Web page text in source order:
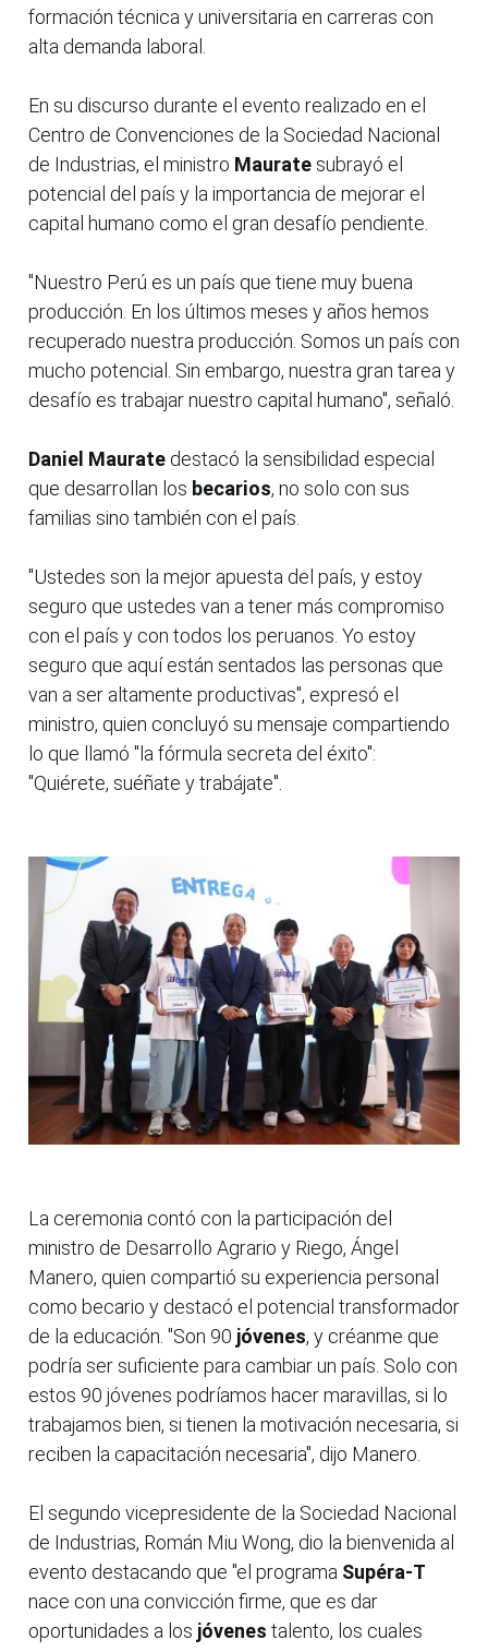
formación técnica y universitaria en carreras con
alta demanda laboral.
En su discurso durante el evento realizado en el
Centro de Convenciones de la Sociedad Nacional
de Industrias, el ministro Maurate subrayó el
potencial del país y la importancia de mejorar el
capital humano como el gran desafío pendiente.
"Nuestro Perú es un país que tiene muy buena
producción. En los últimos meses y años hemos
recuperado nuestra producción. Somos un país con
mucho potencial. Sin embargo, nuestra gran tarea y
desafío es trabajar nuestro capital humano", señaló.
Daniel Maurate destacó la sensibilidad especial
que desarrollan los becarios, no solo con sus
familias sino también con el país.
"Ustedes son la mejor apuesta del país, y estoy
seguro que ustedes van a tener más compromiso
con el país y con todos los peruanos. Yo estoy
seguro que aquí están sentados las personas que
van a ser altamente productivas", expresó el
ministro, quien concluyó su mensaje compartiendo
lo que llamó "la fórmula secreta del éxito":
"Quiérete, suéñate y trabájate".
La ceremonia contó con la participación del
ministro de Desarrollo Agrario y Riego, Ángel
Manero, quien compartió su experiencia personal
como becario y destacó el potencial transformador
de la educación. "Son 90 jóvenes, y créanme que
podría ser suficiente para cambiar un país. Solo con
estos 90 jóvenes podríamos hacer maravillas, si lo
trabajamos bien, si tienen la motivación necesaria, si
reciben la capacitación necesaria", dijo Manero.
El segundo vicepresidente de la Sociedad Nacional
de Industrias, Román Miu Wong, dio la bienvenida al
evento destacando que "el programa Supéra-T
nace con una convicción firme, que es dar
oportunidades a los jóvenes talento, los cuales